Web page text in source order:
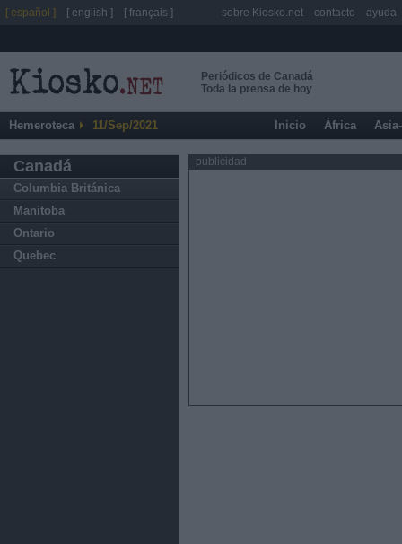
Periódicos de Canadá
Toda la prensa de hoy
Hemeroteca 11/Sep/2021 Inicio África
Canadá
Columbia Británica
Manitoba
Ontario
Quebec
publicidad
[ español ] [ english ] [ français ] sobre Kiosko.net contacto ayuda